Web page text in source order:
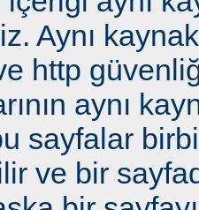
Aynı
http
aynı
sayfalar
ve bir